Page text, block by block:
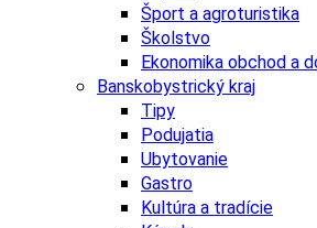
Šport a agroturistika
Školstvo
Ekonomika obchod a
Banskobystrický kraj
Tipy
Podujatia
Ubytovanie
Gastro
Kultúra a tradície